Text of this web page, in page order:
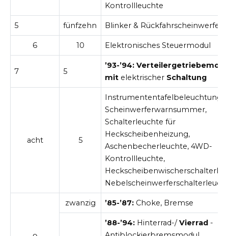
Kontrollleuchte
5 fünfzehn Blinker & Rückfahrscheinwerfer
6 10 Elektronisches Steuermodul
7 5
’93-’94:
mit elektrischer Schaltung
acht 5
Instrumententafelbeleuchtung,
Scheinwerferwarnsummer,
Schalterleuchte für
Heckscheibenheizung,
Aschenbecherleuchte, 4WD-
Kontrollleuchte,
zwanzig ’85-’87: Choke, Bremse
’88-’94: Hinterrad-/Vierrad -